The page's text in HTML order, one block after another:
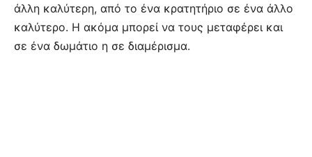
άλλη καλύτερη, από το ένα κρατητήριο σε ένα άλλο
καλύτερο. Η ακόμα μπορεί να τους μεταφέρει και
σε ένα δωμάτιο η σε διαμέρισμα.